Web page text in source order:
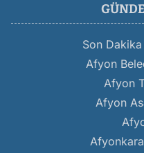
Son
Afyon
Afyon
Afyon